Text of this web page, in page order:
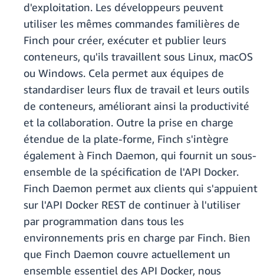
d'exploitation. Les développeurs peuvent
utiliser les mêmes commandes familières de
Finch pour créer, exécuter et publier leurs
conteneurs, qu'ils travaillent sous Linux, macOS
ou Windows. Cela permet aux équipes de
standardiser leurs flux de travail et leurs outils
de conteneurs, améliorant ainsi la productivité
et la collaboration. Outre la prise en charge
étendue de la plate-forme, Finch s'intègre
également à Finch Daemon, qui fournit un sous-
ensemble de la spécification de l'API Docker.
Finch Daemon permet aux clients qui s'appuient
sur l'API Docker REST de continuer à l'utiliser
par programmation dans tous les
environnements pris en charge par Finch. Bien
que Finch Daemon couvre actuellement un
ensemble essentiel des API Docker, nous